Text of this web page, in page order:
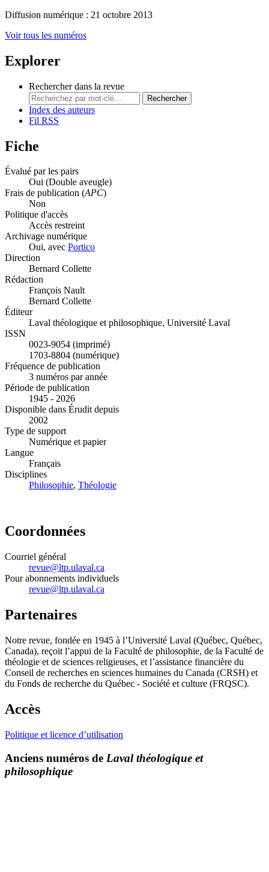
Diffusion numérique : 21 octobre 2013
Voir tous les numéros
Explorer
Rechercher dans la revue
Rechercher
Index des auteurs
Fil RSS
Fiche
Évalué par les pairs
Oui (Double aveugle)
Frais de publication (APC)
Non
Politique d'accès
Accès restreint
Archivage numérique
Oui, avec Portico
Direction
Bernard Collette
Rédaction
François Nault
Bernard Collette
Éditeur
Laval théologique et philosophique, Université Laval
ISSN
0023-9054 (imprimé)
1703-8804 (numérique)
Fréquence de publication
3 numéros par année
Période de publication
1945 - 2026
Disponible dans Érudit depuis
2002
Type de support
Numérique et papier
Langue
Français
Disciplines
Philosophie, Théologie
Coordonnées
Courriel général
revue@ltp.ulaval.ca
Pour abonnements individuels
revue@ltp.ulaval.ca
Partenaires
Notre revue, fondée en 1945 à l’Université Laval (Québec, Québec,
Canada), reçoit l’appui de la Faculté de philosophie, de la Faculté de
théologie et de sciences religieuses, et l’assistance financière du
Conseil de recherches en sciences humaines du Canada (CRSH) et
du Fonds de recherche du Québec - Société et culture (FRQSC).
Accès
Politique et licence d’utilisation
Anciens numéros de Laval théologique et
philosophique